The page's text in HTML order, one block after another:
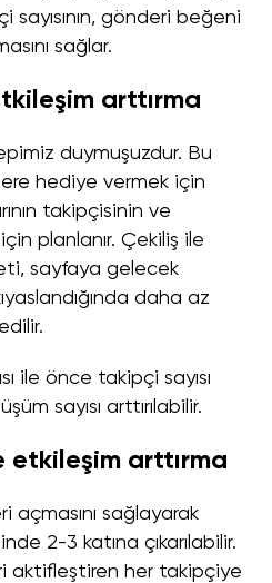
sayısının, gönderi beğeni
sağlar.
arttırma
duymuşuzdur. Bu
hediye vermek için
takipçisinin ve
planlanır. Çekiliş ile
sayfaya gelecek
daha az
ile önce takipçi sayısı
sayısı arttırılabilir.
etkileşim arttırma
açmasını sağlayarak
2-3 katına çıkarılabilir.
aktifleştiren her takipçiye